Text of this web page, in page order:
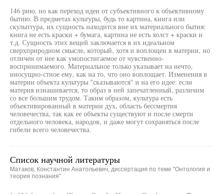
146 рию, но как переход идеи от субъективного к объективному
бытию. В предметах культуры, будь то картина, книга или
скульптура, их сущность находится вне их материального бытия:
книга не есть краски + бумага, картина не есть холст + краски и
т.д. Сущность этих вещей заключается в их идеальном
сверхприродном смысле, который, хотя и воплощен в материи, но
отличен от нее как умопостигаемое от чувственно-
воспринимаемого. Материальное только указывает на нечто,
иносущно-стное ему, как на то, что оно воплощает. Изменения в
материи объекта культуры "сказываются" и на его идее: если
материя изнашивается, то образ в ней запечатленный, различим
со все большим трудом. Таким образом, культура есть
объективированный в материи дух, область бессмертия
человечества, так как ее объекты существуют и после смерти
отдельного человека, народов, и даже могут сохраняться после
гибели всего человечества.
Список научной литературы
Матаков, Константин Анатольевич, диссертация по теме "Онтология и
теория познания"